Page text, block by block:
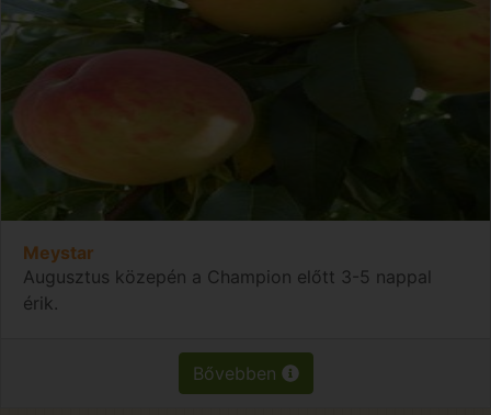
Meystar
Augusztus közepén a Champion előtt 3-5 nappal
érik.
Bővebben